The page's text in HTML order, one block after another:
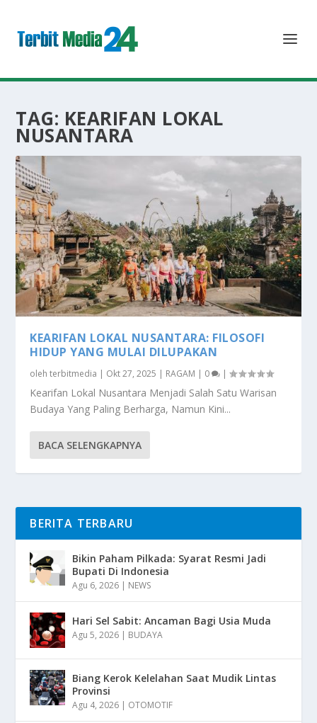
TAG: KEARIFAN LOKAL
NUSANTARA
KEARIFAN LOKAL NUSANTARA: FILOSOFI
HIDUP YANG MULAI DILUPAKAN
olehterbitmedia | Okt 27, 2025 | RAGAM | 0 |
Kearifan Lokal Nusantara Menjadi Salah Satu Warisan
Budaya Yang Paling Berharga, Namun Kini...
BACA SELENGKAPNYA
BERITA TERBARU
Bikin Paham Pilkada: Syarat Resmi Jadi
Bupati Di Indonesia
Agu 6, 2026 | NEWS
Hari Sel Sabit: Ancaman Bagi Usia Muda
Agu 5, 2026 | BUDAYA
Biang Kerok Kelelahan Saat Mudik Lintas
Provinsi
Agu 4, 2026 | OTOMOTIF